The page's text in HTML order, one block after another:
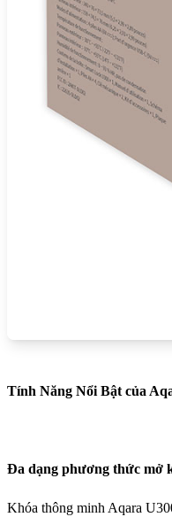
Tính Năng Nổi Bật của
Đa dạng phương thức mở
Khóa thông minh Aqara